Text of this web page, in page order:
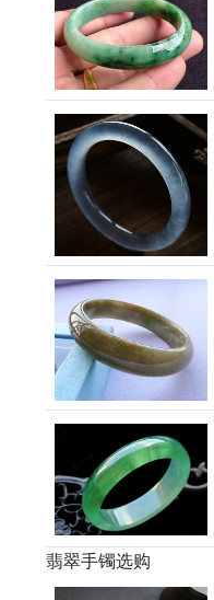
翡翠手镯选购